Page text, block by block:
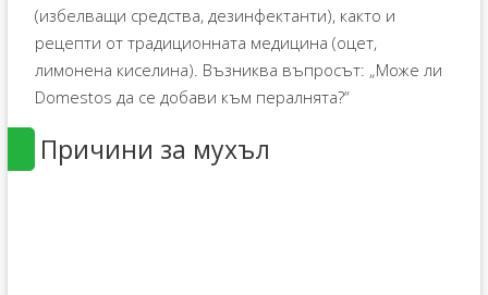
(избелващи средства, дезинфектанти), както и
рецепти от традиционната медицина (оцет,
лимонена киселина). Възниква въпросът: „Може ли
Domestos да се добави към пералнята?“
Причини за мухъл